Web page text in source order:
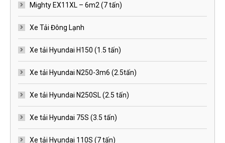
Mighty EX11XL – 6m2 (7 tấn)
Xe Tải Đông Lạnh
Xe tải Hyundai H150 (1.5 tấn)
Xe tải Hyundai N250-3m6 (2.5tấn)
Xe tải Hyundai N250SL (2.5 tấn)
Xe tải Hyundai 75S (3.5 tấn)
Xe tải Hyundai 110S (7 tấn)